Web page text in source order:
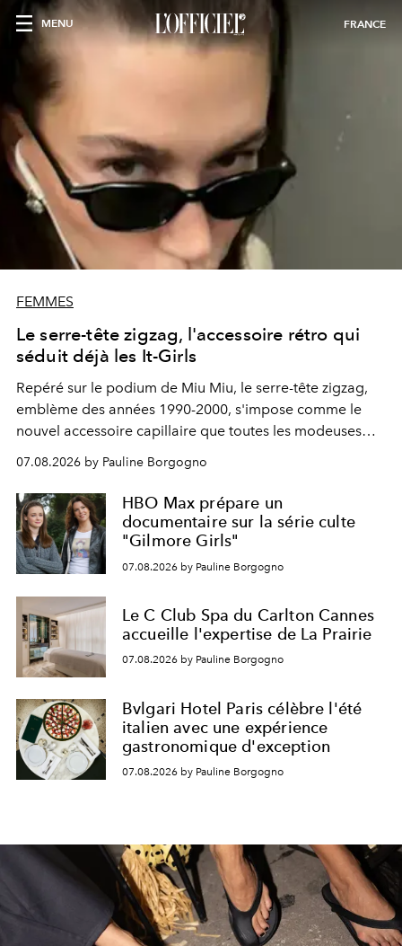
MENU FRANCE
FEMMES
Le serre-tête zigzag, l'accessoire rétro qui
séduit déjà les It-Girls
Repéré sur le podium de Miu Miu, le serre-tête zigzag,
emblème des années 1990-2000, s'impose comme le
nouvel accessoire capillaire que toutes les modeuses
s'arrachent déjà.
07.08.2026 by Pauline Borgogno
HBO Max prépare un
documentaire sur la série culte
"Gilmore Girls"
07.08.2026 by Pauline Borgogno
Le C Club Spa du Carlton Cannes
accueille l'expertise de La Prairie
07.08.2026 by Pauline Borgogno
Bvlgari Hotel Paris célèbre l'été
italien avec une expérience
gastronomique d'exception
07.08.2026 by Pauline Borgogno